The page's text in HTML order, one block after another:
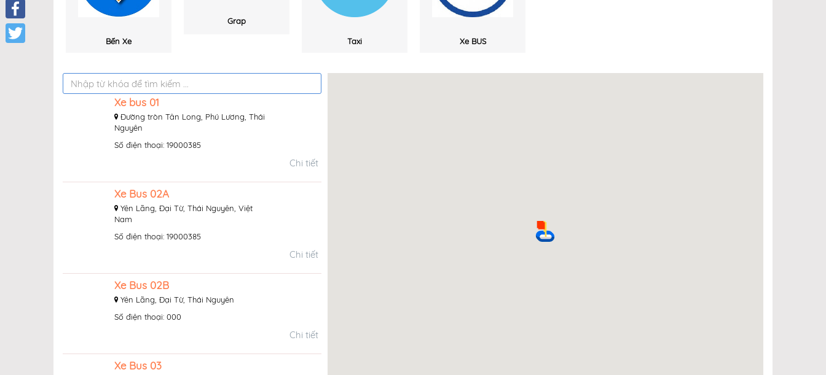
Facebook
Bến Xe
Grap
Taxi Xe BUS
Xe bus 01
Đường tròn Tân Long, Phú Lương, Thái
Nguyên
Số điện thoại: 19000385
Chi tiết
Xe Bus 02A
Yên Lãng, Đại Từ, Thái Nguyên, Việt
Nam
Số điện thoại: 19000385
Chi tiết
Xe Bus 02B
Yên Lãng, Đại Từ, Thái Nguyên
Số điện thoại: 000
Chi tiết
Xe Bus 03